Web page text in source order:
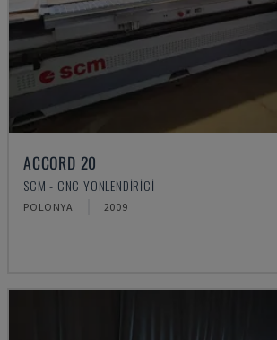
ACCORD 20
SCM - CNC YÖNLENDIRICI
POLONYA 2009